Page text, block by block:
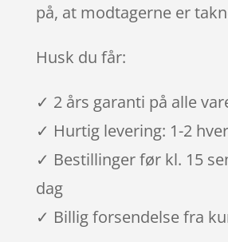
på, at modtagerne er
Husk du får:
✓ 2 års garanti på alle
✓ Hurtig levering: 1-2
✓ Bestillinger før kl. 15
dag
✓ Billig forsendelse fra